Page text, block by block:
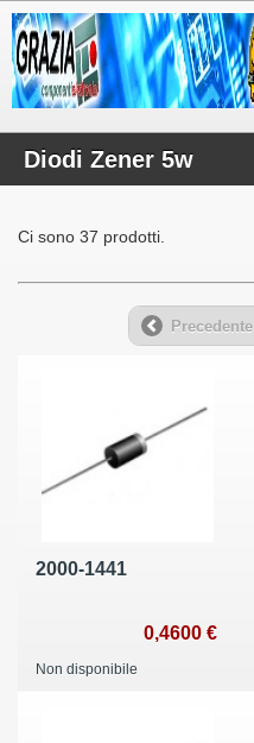
Diodi Zener 5w
Ci sono 37 prodotti.
Precedente
2000-1441
0,4600 €
Non disponibile